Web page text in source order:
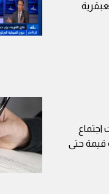
اجتماع
قيمة حتى